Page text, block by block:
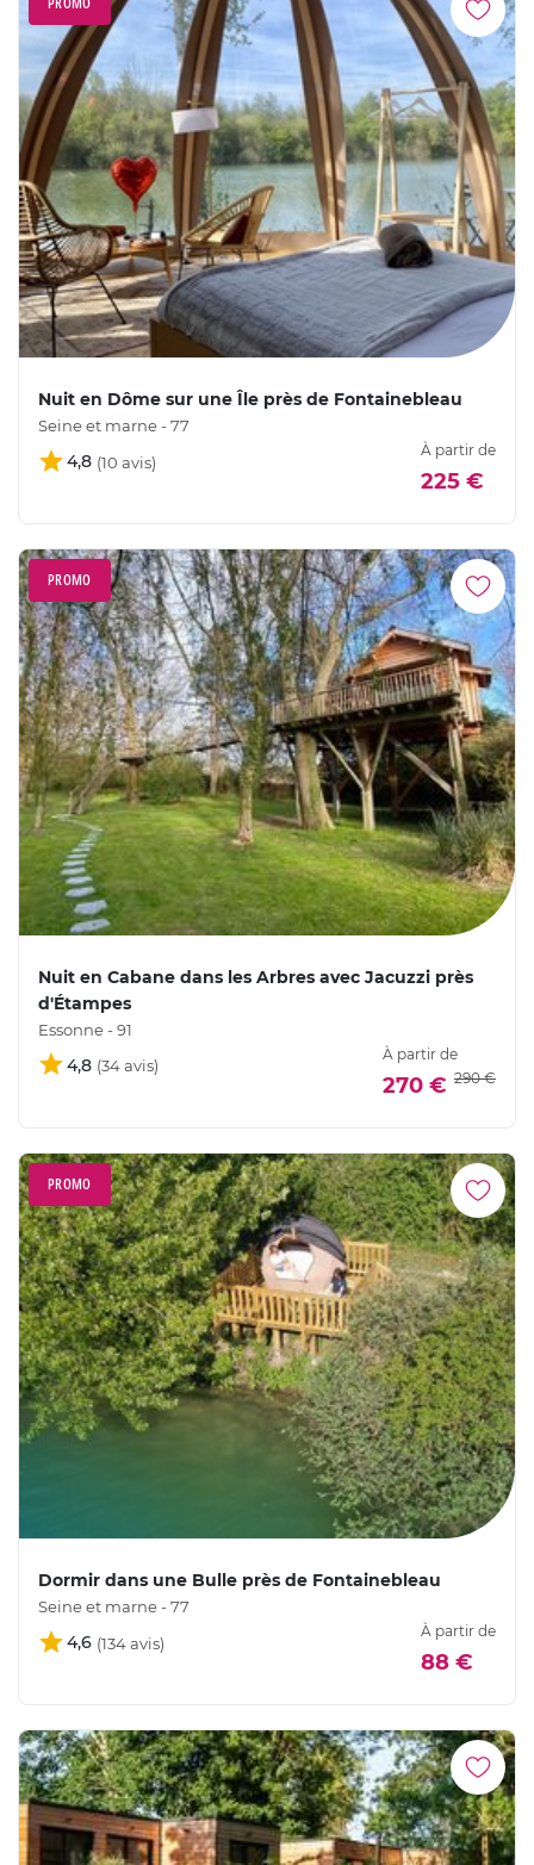
Nuit en Dôme sur une Île près de Fontainebleau
Seine et marne - 77
4,8
À partir de
225 €
PROMO
Nuit en Cabane dans les Arbres avec Jacuzzi près
d'Étampes
Essonne - 91
4,8
À partir de
270 € 290 €
PROMO
Dormir dans une Bulle près de Fontainebleau
Seine et marne - 77
4,6
À partir de
88 €